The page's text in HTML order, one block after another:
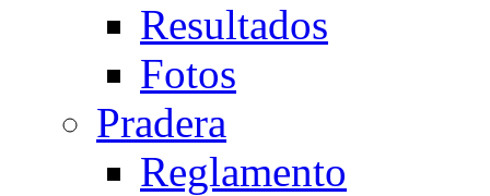
Resultados
Fotos
Pradera
Reglamento